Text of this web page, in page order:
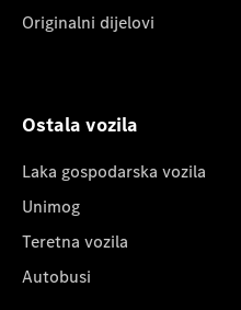
Originalni dijelovi
Ostala vozila
Laka gospodarska vozila
Unimog
Teretna vozila
Autobusi